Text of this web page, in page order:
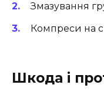
Змазування
Компреси на
Шкода і